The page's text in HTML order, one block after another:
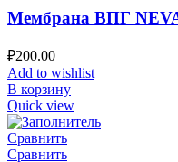
Мембрана ВПГ NEVA
₽200.00
Add to wishlist
В корзину
Quick view
Сравнить
Сравнить